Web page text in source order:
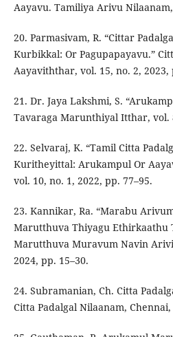
Aayavu. Tamiliya Arivu
20. Parmasivam, R. “Cittar
Kurbikkal: Or Pagupapayavu.”
Aayaviththar, vol. 15, no. 2, 2023,
21. Dr. Jaya Lakshmi, S.
Tavaraga Marunthiyal Itthar, vol.
22. Selvaraj, K. “Tamil Citta
Kuritheyittal: Arukampul Or
vol. 10, no. 1, 2022, pp. 77–95.
23. Kannikar, Ra. “Marabu
Marutthuva Thiyagu Ethirkaathu
Marutthuva Muravum Navin
2024, pp. 15–30.
24. Subramanian, Ch. Citta
Citta Padalgal Nilaanam, Chennai,